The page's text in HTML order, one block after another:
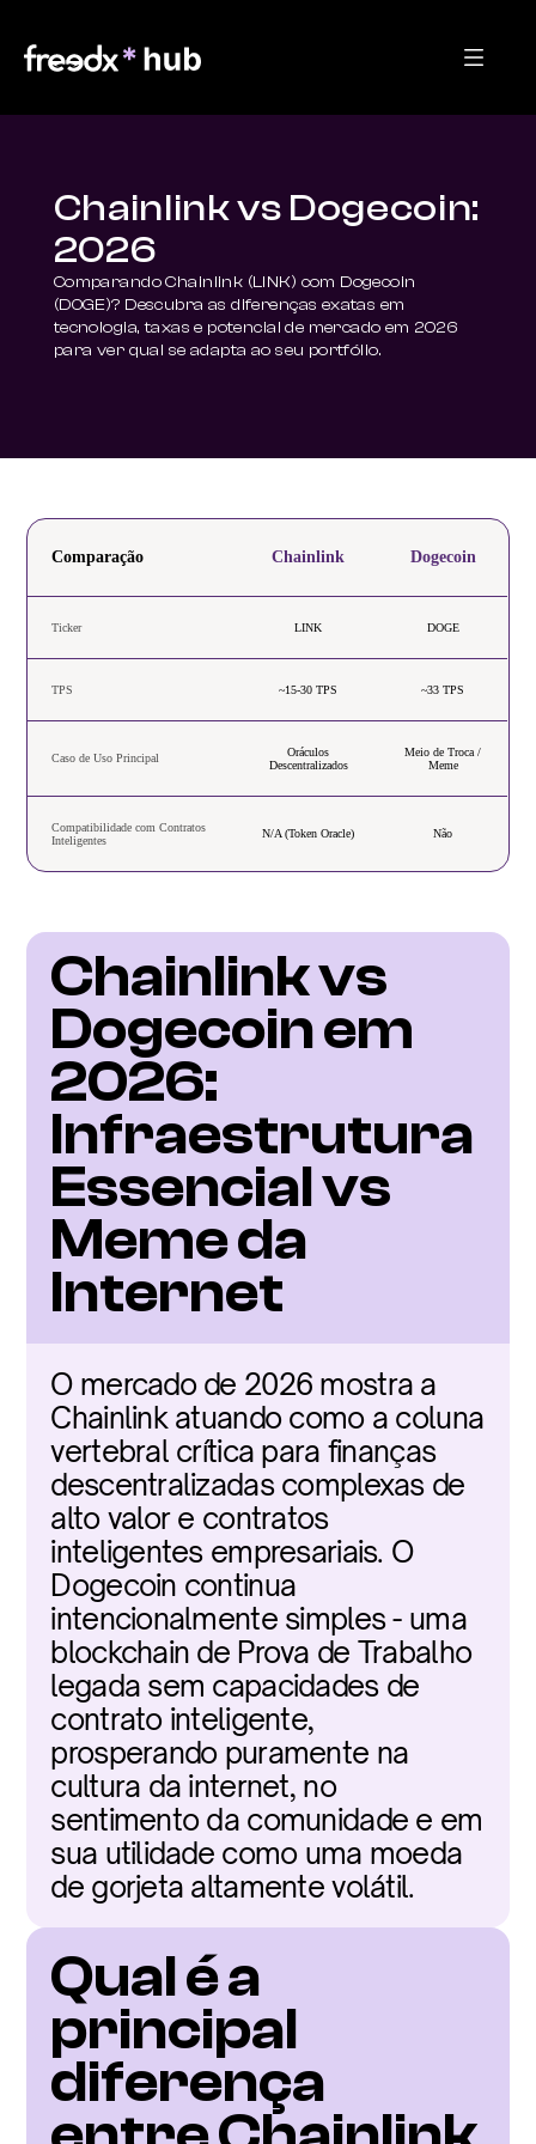
Chainlink vs Dogecoin:
2026
Comparando Chainlink (LINK) com Dogecoin
(DOGE)? Descubra as diferenças exatas em
tecnologia, taxas e potencial de mercado em 2026
para ver qual se adapta ao seu portfólio.
Comparação Chainlink Dogecoin
Ticker LINK DOGE
TPS ~15-30 TPS ~33 TPS
Caso de Uso Principal
Oráculos
Descentralizados
Meio de Troca /
Meme
Compatibilidade com Contratos
Inteligentes
N/A (Token Oracle) Não
Chainlink vs
Dogecoin em
2026:
Infraestrutura
Essencial vs
Meme da
Internet
O mercado de 2026 mostra a
Chainlink atuando como a coluna
vertebral crítica para finanças
descentralizadas complexas de
alto valor e contratos
inteligentes empresariais. O
Dogecoin continua
intencionalmente simples - uma
blockchain de Prova de Trabalho
legada sem capacidades de
contrato inteligente,
prosperando puramente na
cultura da internet, no
sentimento da comunidade e em
sua utilidade como uma moeda
de gorjeta altamente volátil.
Qual é a
principal
diferença